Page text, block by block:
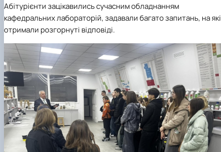
Абітурієнти зацікавились сучасним обладнанням
кафедральних лабораторій, задавали багато запитань, на які
отримали розгорнуті відповіді.